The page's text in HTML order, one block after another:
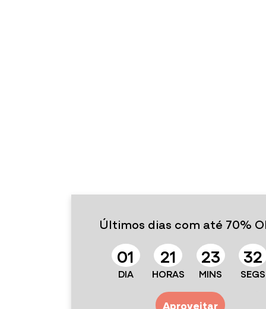
Últimos dias com até 70%
01
DIA
21
HORAS
23
MINS
31
SEGS
Aproveitar